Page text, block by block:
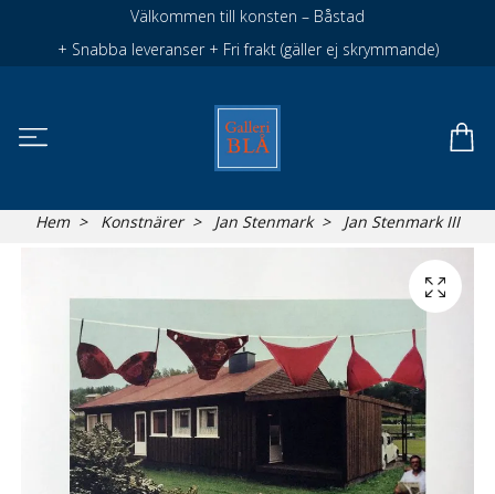
Välkommen till konsten – Båstad
+ Snabba leveranser + Fri frakt (gäller ej skrymmande)
Hem Konstnärer Jan Stenmark Jan Stenmark III